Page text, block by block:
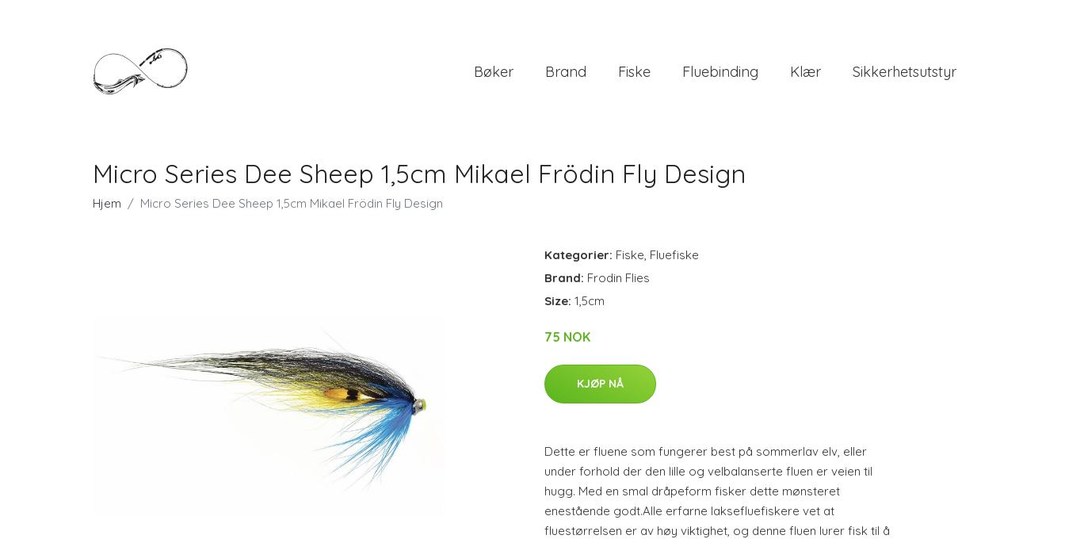
Bøker Brand Fiske Fluebinding Klær Sikkerhetsutstyr
Micro Series Dee Sheep 1,5cm Mikael Frödin Fly Design
Hjem Micro Series Dee Sheep 1,5cm Mikael Frödin Fly Design
Kategorier: Fiske, Fluefiske
Brand: Frodin Flies
Size: 1,5cm
75 NOK
KJØP NÅ
Dette er fluene som fungerer best på sommerlav elv, eller
under forhold der den lille og velbalanserte fluen er veien til
hugg. Med en smal dråpeform fisker dette mønsteret
enestående godt.Alle erfarne laksefluefiskere vet at
fluestørrelsen er av høy viktighet, og denne fluen lurer fisk til å